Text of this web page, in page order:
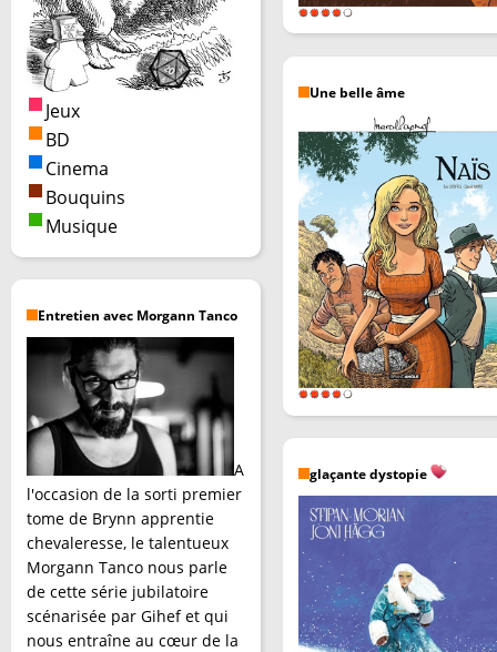
Jeux
BD
Cinema
Bouquins
Musique
Entretien avec Morgann Tanco
A
l'occasion de la sorti premier
tome de Brynn apprentie
chevaleresse, le talentueux
Morgann Tanco nous parle
de cette série jubilatoire
scénarisée par Gihef et qui
nous entraîne au cœur de la
Une belle âme
glaçante dystopie